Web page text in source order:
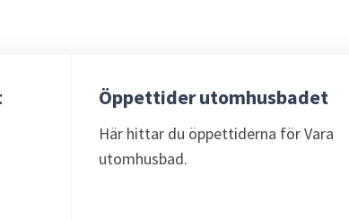
Öppettider utomhusbadet
Här hittar du öppettiderna för Vara
utomhusbad.